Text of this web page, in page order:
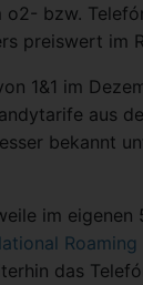
bzw.
preiswert im
1&1 im
aus
bekannt
im eigenen
Roaming
das